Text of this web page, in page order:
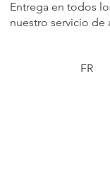
Entrega en todos
nuestro servicio de
FR